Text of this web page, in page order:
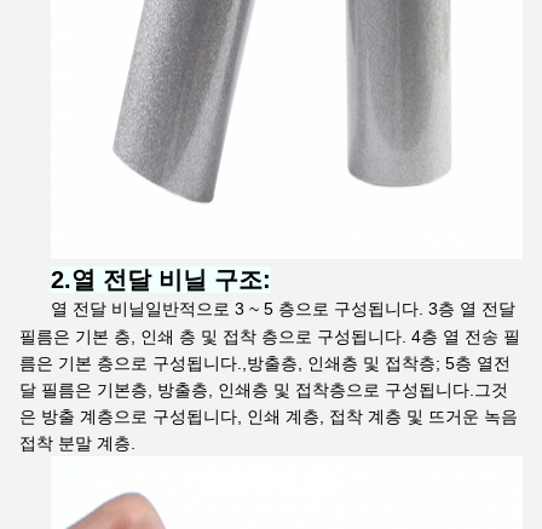
2.열 전달 비닐 구조:
열 전달 비닐일반적으로 3 ~ 5 층으로 구성됩니다. 3층 열 전달
필름은 기본 층, 인쇄 층 및 접착 층으로 구성됩니다. 4층 열 전송 필
름은 기본 층으로 구성됩니다.,방출층, 인쇄층 및 접착층; 5층 열전
달 필름은 기본층, 방출층, 인쇄층 및 접착층으로 구성됩니다.그것
은 방출 계층으로 구성됩니다, 인쇄 계층, 접착 계층 및 뜨거운 녹음
접착 분말 계층.